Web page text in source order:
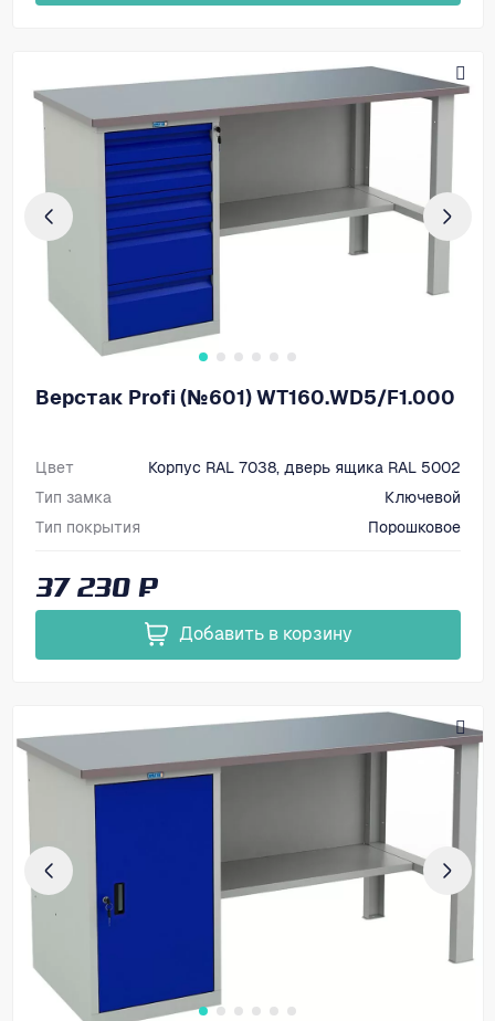
Верстак Profi (№601) WT160.WD5/F1.000
Цвет
Корпус RAL 7038, дверь ящика RAL 5002
Тип замка
Ключевой
Тип покрытия
Порошковое
37 230 ₽
Добавить в корзину